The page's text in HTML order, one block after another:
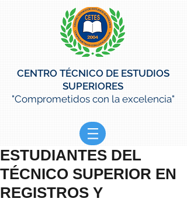
CENTRO TÉCNICO DE ESTUDIOS
SUPERIORES
"Comprometidos con la excelencia"
ESTUDIANTES DEL
TÉCNICO SUPERIOR EN
REGISTROS Y